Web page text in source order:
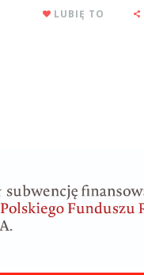
LUBIĘ TO